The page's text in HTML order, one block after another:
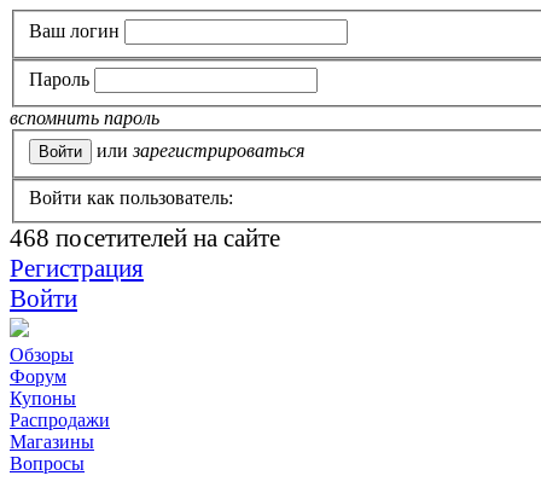
Ваш логин
Пароль
вспомнить пароль
или зарегистрироваться
Войти как пользователь:
468 посетителей на сайте
Регистрация
Войти
Обзоры
Форум
Купоны
Распродажи
Магазины
Вопросы